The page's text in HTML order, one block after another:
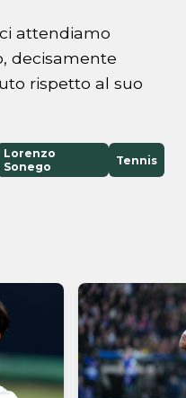
attendiamo
decisamente
rispetto al suo
Lorenzo
Sonego
Tennis